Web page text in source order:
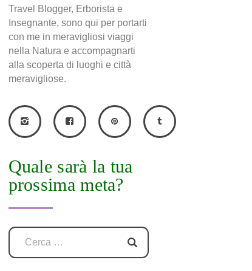
Travel Blogger, Erborista e
Insegnante, sono qui per portarti
con me in meravigliosi viaggi
nella Natura e accompagnarti
alla scoperta di luoghi e città
meravigliose.
Quale sarà la tua
prossima meta?